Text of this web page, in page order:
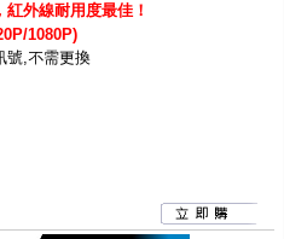
外線耐用度最佳！
1080P)
號,不需更換